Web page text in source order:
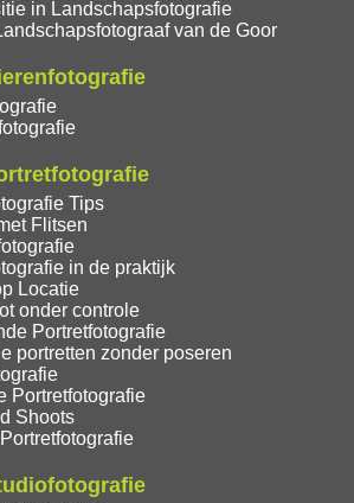
in Landschapsfotografie
van de Goor
Tips
Flitsen
in de praktijk
Locatie
onder controle
Portretfotografie
portretten zonder poseren
Portretfotografie
Shoots